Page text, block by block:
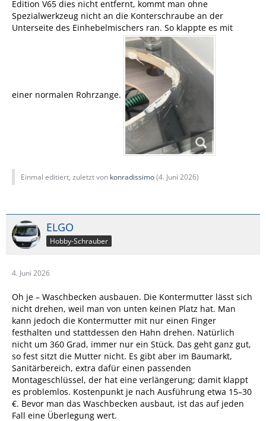
Edition V65 dies nicht entfernt, kommt man ohne
Spezialwerkzeug nicht an die Konterschraube an der
Unterseite des Einhebelmischers ran. So klappte es mit
einer normalen Rohrzange.
Einmal editiert, zuletzt von konradissimo(4. Juni 2026)
ELGO
Hobby-Schrauber
4. Juni 2026
Oh je – Waschbecken ausbauen. Die Kontermutter lässt sich
nicht drehen, weil man von unten keinen Platz hat. Man
kann jedoch die Kontermutter mit nur einen Finger
festhalten und stattdessen den Hahn drehen. Natürlich
nicht um 360 Grad, immer nur ein Stück. Das geht ganz gut,
so fest sitzt die Mutter nicht. Es gibt aber im Baumarkt,
Sanitärbereich, extra dafür einen passenden
Montageschlüssel, der hat eine verlängerung; damit klappt
es problemlos. Kostenpunkt je nach Ausführung etwa 15–30
€. Bevor man das Waschbecken ausbaut, ist das auf jeden
Fall eine Überlegung wert.